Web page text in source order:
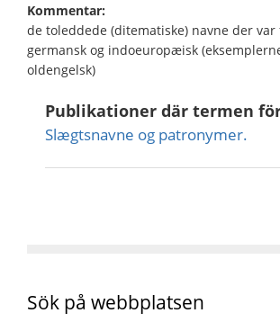
Kommentar:
de toleddede (ditematiske) navne der
germansk og indoeuropæisk
oldengelsk)
Publikationer där termen
Slægtsnavne og patronymer.
Sök på webbplatsen